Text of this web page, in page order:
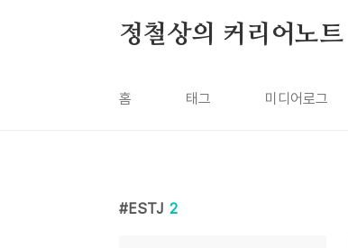
정철상의 커리어노트
홈 태그 미디어로그
ESTJ 2